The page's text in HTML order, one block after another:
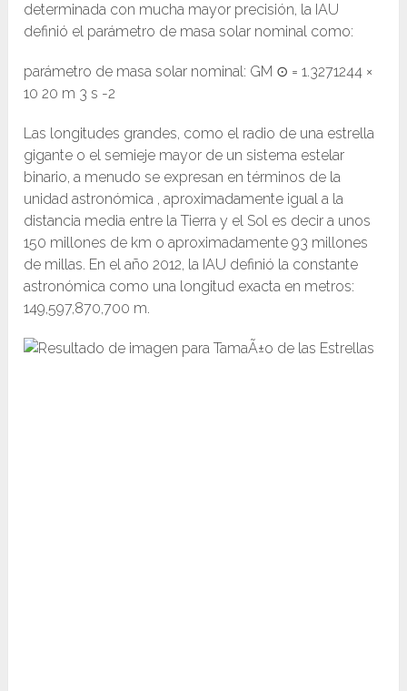
determinada con mucha mayor precisión, la IAU
definió el parámetro de masa solar nominal como:
parámetro de masa solar nominal: GM ⊙ = 1.3271244 ×
10 20 m 3 s -2
Las longitudes grandes, como el radio de una estrella
gigante o el semieje mayor de un sistema estelar
binario, a menudo se expresan en términos de la
unidad astronómica , aproximadamente igual a la
distancia media entre la Tierra y el Sol es decir a unos
150 millones de km o aproximadamente 93 millones
de millas. En el año 2012, la IAU definió la constante
astronómica como una longitud exacta en metros:
149,597,870,700 m.